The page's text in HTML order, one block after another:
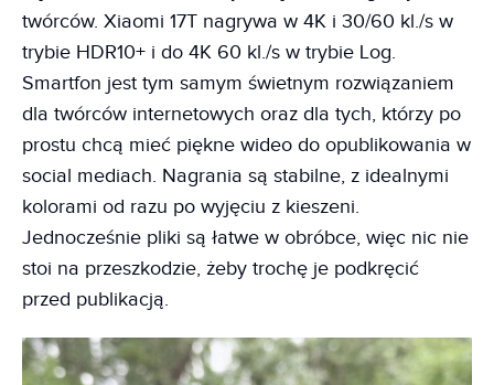
twórców. Xiaomi 17T nagrywa w 4K i 30/60 kl./s w
trybie HDR10+ i do 4K 60 kl./s w trybie Log.
Smartfon jest tym samym świetnym rozwiązaniem
dla twórców internetowych oraz dla tych, którzy po
prostu chcą mieć piękne wideo do opublikowania w
social mediach. Nagrania są stabilne, z idealnymi
kolorami od razu po wyjęciu z kieszeni.
Jednocześnie pliki są łatwe w obróbce, więc nic nie
stoi na przeszkodzie, żeby trochę je podkręcić
przed publikacją.